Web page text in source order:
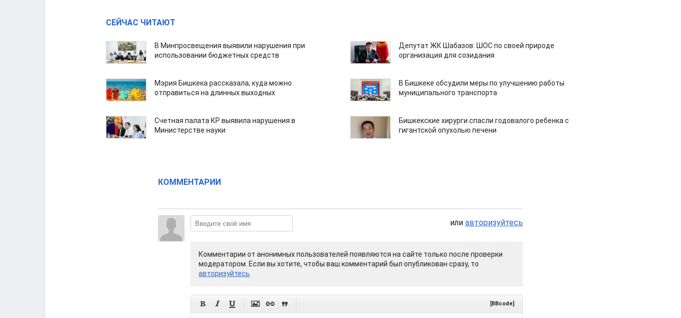
СЕЙЧАС ЧИТАЮТ
В Минпросвещения выявили нарушения при
использовании бюджетных средств
Депутат ЖК Шабазов: ШОС по своей природе
организация для созидания
Мэрия Бишкека рассказала, куда можно
отправиться на длинных выходных
В Бишкеке обсудили меры по улучшению работы
муниципального транспорта
Счетная палата КР выявила нарушения в
Министерстве науки
Бишкекские хирурги спасли годовалого ребенка с
гигантской опухолью печени
КОММЕНТАРИИ
или авторизуйтесь
Комментарии от анонимных пользователей появляются на сайте только после проверки
модератором. Если вы хотите, чтобы ваш комментарий был опубликован сразу, то
авторизуйтесь
      [BBcode]